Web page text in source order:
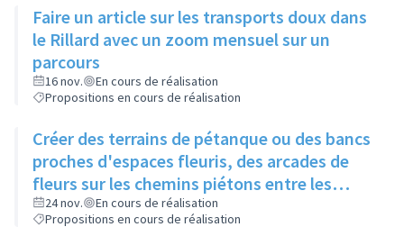
Faire un article sur les transports doux dans
le Rillard avec un zoom mensuel sur un
parcours
16 nov.
En cours de réalisation
Propositions en cours de réalisation
Créer des terrains de pétanque ou des bancs
proches d'espaces fleuris, des arcades de
fleurs sur les chemins piétons entre les
immeubles
24 nov.
En cours de réalisation
Propositions en cours de réalisation